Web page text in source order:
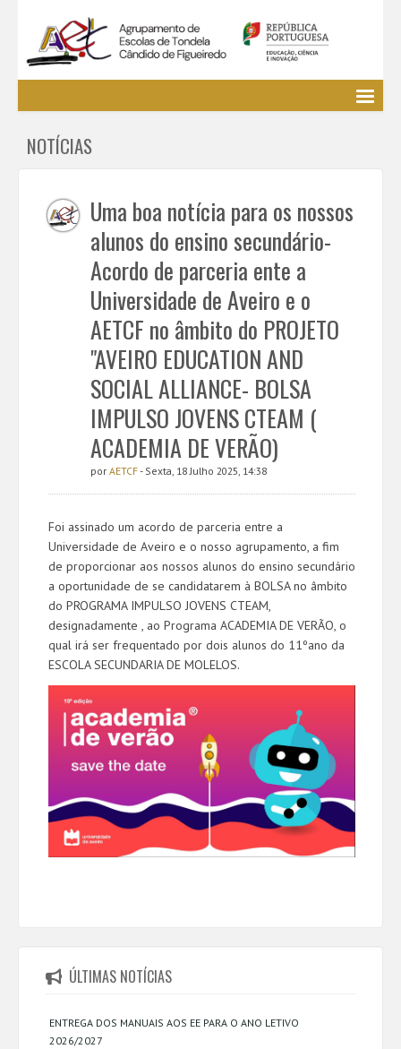
EE / Alunos
Cursos Profissionais
Bibliotecas
Media AETCF
Legislação
Utilizador não identificado. (Entrar)
NOTÍCIAS
Uma boa notícia para os nossos
alunos do ensino secundário-
Acordo de parceria ente a
Universidade de Aveiro e o
AETCF no âmbito do PROJETO
"AVEIRO EDUCATION AND
SOCIAL ALLIANCE- BOLSA
IMPULSO JOVENS CTEAM (
ACADEMIA DE VERÃO)
por AETCF- Sexta, 18 Julho 2025, 14:38
Foi assinado um acordo de parceria entre a
Universidade de Aveiro e o nosso agrupamento, a fim
de proporcionar aos nossos alunos do ensino secundário
a oportunidade de se candidatarem à BOLSA no âmbito
do PROGRAMA IMPULSO JOVENS CTEAM,
designadamente , ao Programa ACADEMIA DE VERÃO, o
qual irá ser frequentado por dois alunos do 11ºano da
ESCOLA SECUNDARIA DE MOLELOS.
ÚLTIMAS NOTÍCIAS
ENTREGA DOS MANUAIS AOS EE PARA O ANO LETIVO
2026/2027